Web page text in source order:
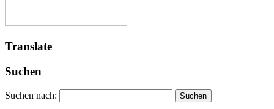
Translate
Suchen
Suchen nach: